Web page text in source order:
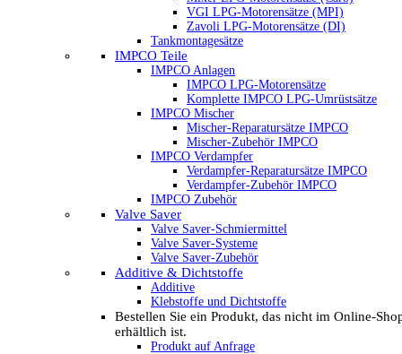
VGI LPG-Motorensätze (MPI)
Zavoli LPG-Motorensätze (DI)
Tankmontagesätze
IMPCO Teile
IMPCO Anlagen
IMPCO LPG-Motorensätze
Komplette IMPCO LPG-Umrüstsätze
IMPCO Mischer
Mischer-Reparatursätze IMPCO
Mischer-Zubehör IMPCO
IMPCO Verdampfer
Verdampfer-Reparatursätze IMPCO
Verdampfer-Zubehör IMPCO
IMPCO Zubehör
Valve Saver
Valve Saver-Schmiermittel
Valve Saver-Systeme
Valve Saver-Zubehör
Additive & Dichtstoffe
Additive
Klebstoffe und Dichtstoffe
Bestellen Sie ein Produkt, das nicht im Online-
erhältlich ist.
Produkt auf Anfrage